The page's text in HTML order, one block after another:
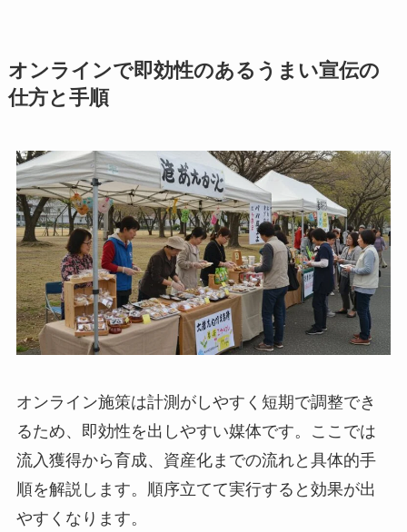
オンラインで即効性のあるうまい宣伝の
仕方と手順
オンライン施策は計測がしやすく短期で調整でき
るため、即効性を出しやすい媒体です。ここでは
流入獲得から育成、資産化までの流れと具体的手
順を解説します。順序立てて実行すると効果が出
やすくなります。